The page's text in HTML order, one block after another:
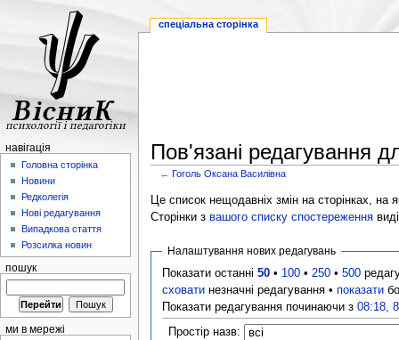
Пов'язані редагування
←Гоголь Оксана Василівна
Це список нещодавніх змін на сторінках, на
Сторінки з вашого списку спостереження
Налаштування нових редагувань
Показати останні50 • 100 • 250 •500
сховати незначні редагування •показати
Показати редагування починаючи з08:18,
Простір назв:
спеціальна сторінка
навігація
Головна сторінка
Новини
Редколегія
Нові редагування
Випадкова стаття
Розсилка новин
пошук
ми в мережі